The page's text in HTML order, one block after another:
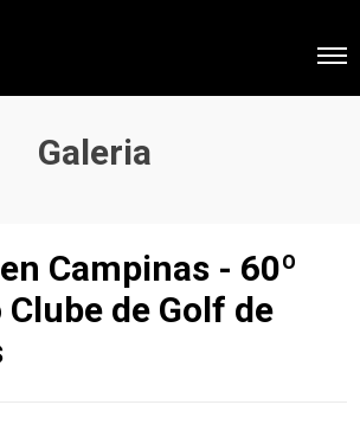
Galeria
Campinas - 60º
de Golf de